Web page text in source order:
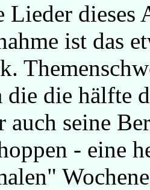
Lieder dieses
ist das
die die hälfte
auch seine
- eine